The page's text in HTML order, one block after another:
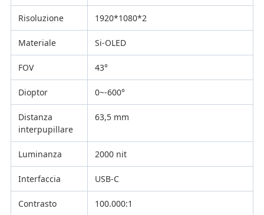
Risoluzione 1920*1080*2
Materiale Si-OLED
FOV 43°
Dioptor 0~-600°
Distanza
interpupillare
63,5 mm
Luminanza 2000 nit
Interfaccia USB-C
Contrasto 100.000:1